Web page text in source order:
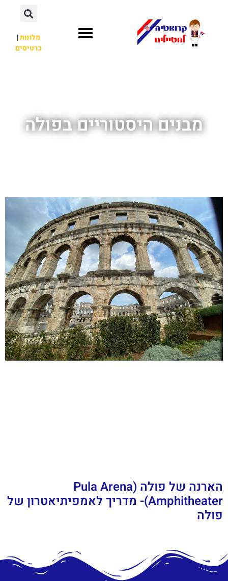
מלונות|
כרטיסים
מבנים היסטוריים בפולה
הארנה של פולה (Pula Arena
Amphitheater)- מדריך לאמפיתיאטרון של
פולה